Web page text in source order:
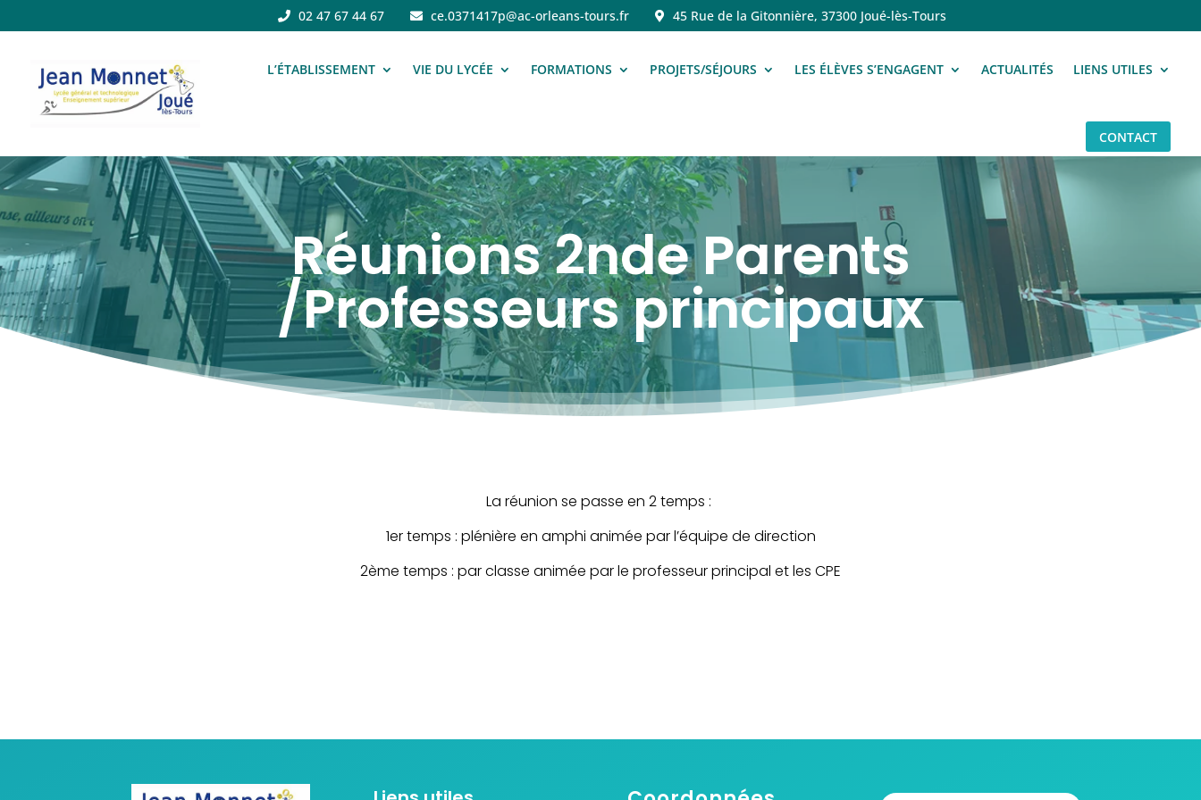
02 47 67 44 67 ce.0371417p@ac-orleans-tours.fr 45 Rue de la Gitonnière, 37300 Joué-lès-Tours
L’ÉTABLISSEMENT VIE DU LYCÉE FORMATIONS PROJETS/SÉJOURS LES ÉLÈVES S’ENGAGENT ACTUALITÉS LIENS UTILES
CONTACT
Réunions 2nde Parents
/Professeurs principaux
La réunion se passe en 2 temps :
1er temps : plénière en amphi animée par l’équipe de direction
2ème temps : par classe animée par le professeur principal et les CPE